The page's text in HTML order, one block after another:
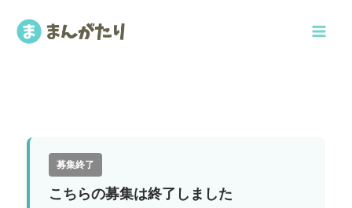
募集終了
こちらの募集は終了しました